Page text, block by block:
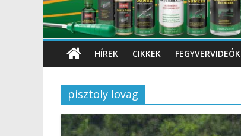
HÍREK CIKKEK FEGYVERVIDEÓK
pisztoly lovag